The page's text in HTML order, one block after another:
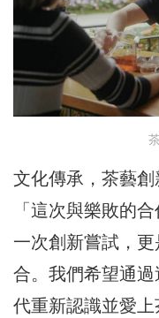
文化傳承，茶藝創
「這次與樂敗的
一次創新嘗試，
合。我們希望通
代重新認識並愛